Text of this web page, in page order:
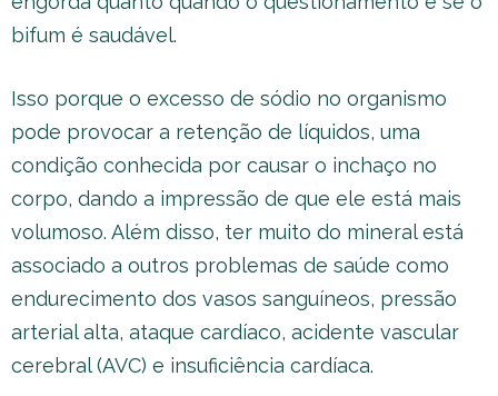
bifum é saudável.
Isso porque o excesso de sódio no organismo
pode provocar a retenção de líquidos, uma
condição conhecida por causar o inchaço no
corpo, dando a impressão de que ele está mais
volumoso. Além disso, ter muito do mineral está
associado a outros problemas de saúde como
endurecimento dos vasos sanguíneos, pressão
arterial alta, ataque cardíaco, acidente vascular
cerebral (AVC) e insuficiência cardíaca.